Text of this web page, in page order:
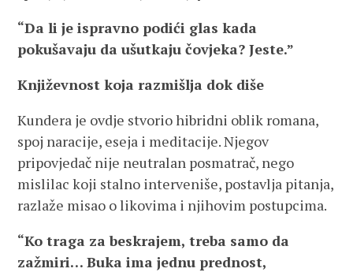
“Da li je ispravno podići glas kada
pokušavaju da ušutkaju čovjeka? Jeste.”
Književnost koja razmišlja dok diše
Kundera je ovdje stvorio hibridni oblik romana,
spoj naracije, eseja i meditacije. Njegov
pripovjedač nije neutralan posmatrač, nego
mislilac koji stalno interveniše, postavlja pitanja,
razlaže misao o likovima i njihovim postupcima.
“Ko traga za beskrajem, treba samo da
zažmiri… Buka ima jednu prednost,